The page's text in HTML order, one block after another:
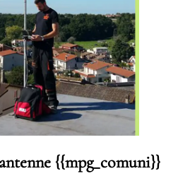
{{mpg_comuni}}